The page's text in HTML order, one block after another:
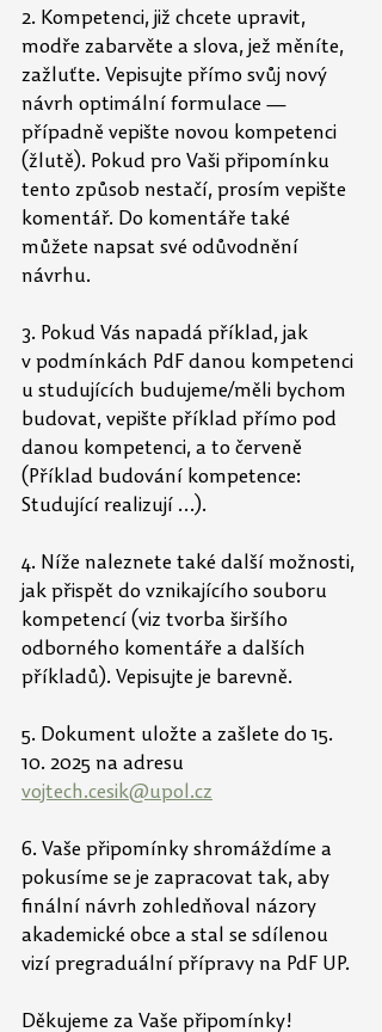
2. Kompetenci, již chcete upravit,
modře zabarvěte a slova, jež měníte,
zažluťte. Vepisujte přímo svůj nový
návrh optimální formulace —
případně vepište novou kompetenci
(žlutě). Pokud pro Vaši připomínku
tento způsob nestačí, prosím vepište
komentář. Do komentáře také
můžete napsat své odůvodnění
návrhu.
3. Pokud Vás napadá příklad, jak
v podmínkách PdF danou kompetenci
u studujících budujeme/měli bychom
budovat, vepište příklad přímo pod
danou kompetenci, a to červeně
(Příklad budování kompetence:
Studující realizují …).
4. Níže naleznete také další možnosti,
jak přispět do vznikajícího souboru
kompetencí (viz tvorba širšího
odborného komentáře a dalších
příkladů). Vepisujte je barevně.
5. Dokument uložte a zašlete do 15.
10. 2025 na adresu
vojtech.cesik@upol.cz
6. Vaše připomínky shromáždíme a
pokusíme se je zapracovat tak, aby
finální návrh zohledňoval názory
akademické obce a stal se sdílenou
vizí pregraduální přípravy na PdF UP.
Děkujeme za Vaše připomínky!